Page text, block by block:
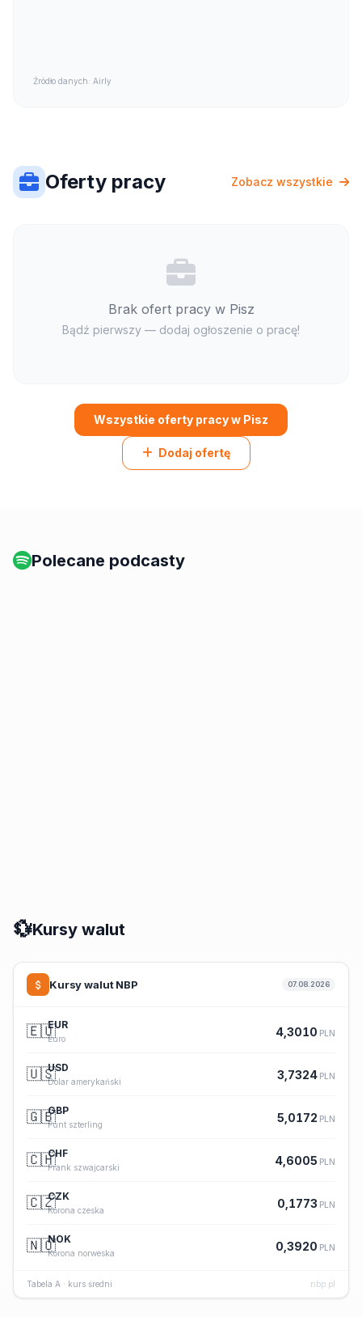
Źródło danych: Airly
Oferty pracy Zobacz wszystkie
Brak ofert pracy w Pisz
Bądź pierwszy — dodaj ogłoszenie o pracę!
Wszystkie oferty pracy w Pisz
Dodaj ofertę
Polecane podcasty
💱Kursy walut
Kursy walut NBP 07.08.2026
🇪🇺EUR
Euro
4,3010 PLN
🇺🇸USD
Dolar amerykański
3,7324 PLN
🇬🇧GBP
Funt szterling
5,0172 PLN
🇨🇭CHF
Frank szwajcarski
4,6005 PLN
🇨🇿CZK
Korona czeska
0,1773 PLN
🇳🇴NOK
Korona norweska
0,3920 PLN
Tabela A · kurs średni nbp.pl